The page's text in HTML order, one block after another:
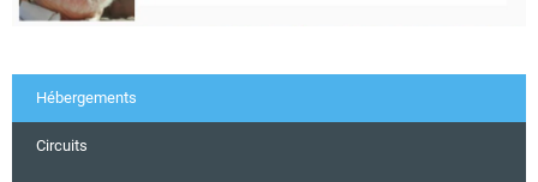
Hébergements
Circuits